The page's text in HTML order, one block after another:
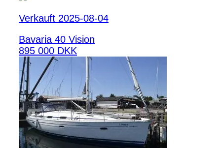
Verkauft 2025-08-04
Bavaria 40 Vision
895 000 DKK